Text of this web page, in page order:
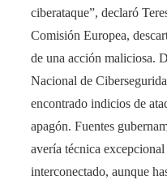
ciberataque”, declaró
Comisión Europea,
de una acción maliciosa​.
Nacional de
encontrado indicios de
apagón. Fuentes
avería técnica
interconectado, aunque